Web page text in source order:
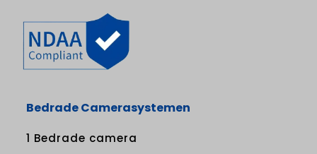
Bedrade Camerasystemen
1 Bedrade camera